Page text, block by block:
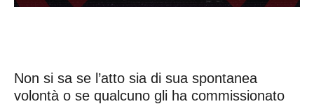
Non si sa se l’atto sia di sua spontanea
volontà o se qualcuno gli ha commissionato